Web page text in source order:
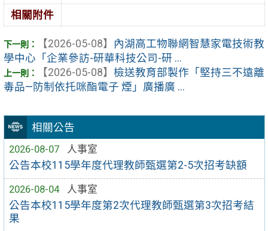
相關公告
2026-08-07
人事室
公告本校115學年度代理教師甄選第2-5次招考缺額
2026-08-04
人事室
公告本校115學年度第2次代理教師甄選第3次招考結
果
相關附件
【2026-05-08】
內湖高工物聯網智慧家電技術教
學中心「企業參訪-研華科技公司-研 ...
【2026-05-08】 檢送教育部製作「堅持三不遠離
毒品—防制依托咪酯電子 煙」廣播廣 ...